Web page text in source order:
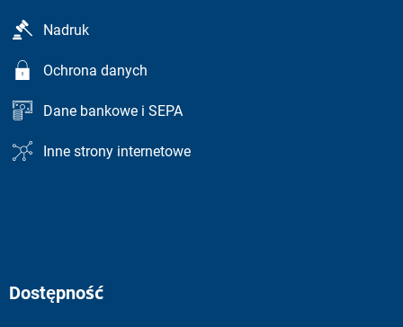
Nadruk
Ochrona danych
Dane bankowe i SEPA
Inne strony internetowe
Dostępność